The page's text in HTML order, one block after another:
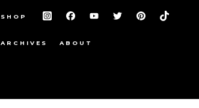
SHOP
ARCHIVES ABOUT